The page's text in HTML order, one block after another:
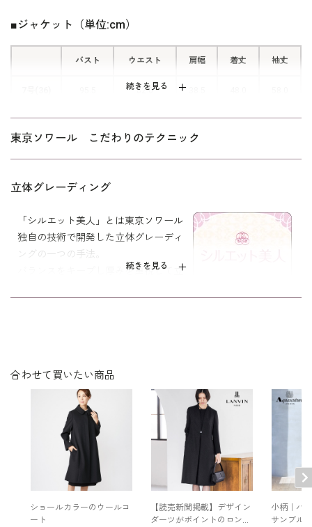
続きを見る
■ジャケット（単位:cm）
バスト ウエスト 肩幅 着丈 袖丈
82.0
9号(38) 98.5 85.0 39.0 48.5 58.5
13号(42)
41.0 50.0 59.5
表地：トリアセテート69％ ポリエステル31％（スト
バッグ /
※モデル：身長172cm 9号着用
■ワンピース（単位:cm）
バスト ヒップ 肩幅 着丈
95.0 80.0 96.0 38.5 112.5 47.5
9号 99.0 39.0 113.0 48.0
東京ソワール こだわりのテクニック
続きを見る
立体グレーディング
「シルエット美人」とは東京ソワール
独自の技術で開発した立体グレーディ
ングの一つの手法。
バランスをキープし厚みを重視して立
合わせて買いたい商品
ショールカラーのウールコ
ート
【読売新聞掲載】デザイン
ダーツがポイントのロング
小柄｜パ
サンブル